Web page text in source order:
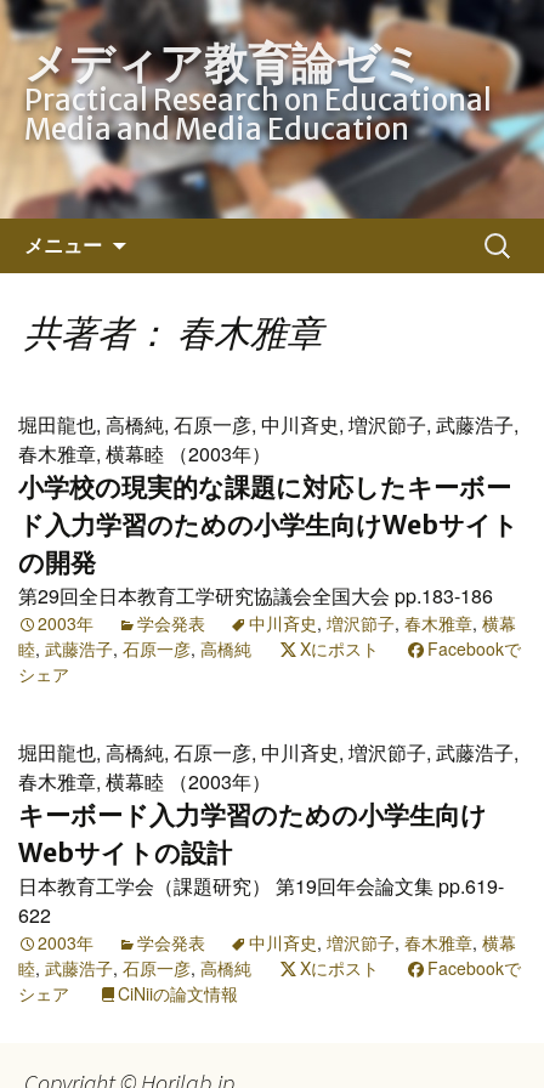
メディア教育論ゼミ
Practical Research on Educational
Media and Media Education
メニュー
ン
ツ
キ
ッ
プ
検
索:
共著者： 春木雅章
堀田龍也, 高橋純, 石原一彦, 中川斉史, 増沢節子, 武藤浩子,
春木雅章, 横幕睦 （2003年）
小学校の現実的な課題に対応したキーボー
ド入力学習のための小学生向けWebサイト
の開発
第29回全日本教育工学研究協議会全国大会 pp.183-186
2003年 学会発表 中川斉史, 増沢節子, 春木雅章, 横幕
睦, 武藤浩子, 石原一彦, 高橋純 Xにポスト
Facebookで
シェア
堀田龍也, 高橋純, 石原一彦, 中川斉史, 増沢節子, 武藤浩子,
春木雅章, 横幕睦 （2003年）
キーボード入力学習のための小学生向け
Webサイトの設計
日本教育工学会（課題研究） 第19回年会論文集 pp.619-
622
2003年 学会発表 中川斉史, 増沢節子, 春木雅章, 横幕
睦, 武藤浩子, 石原一彦, 高橋純 Xにポスト
Facebookで
シェア
CiNiiの論文情報